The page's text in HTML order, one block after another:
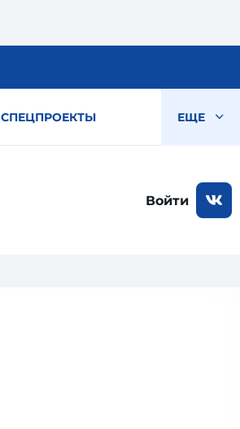
СПЕЦПРОЕКТЫ ЕЩЕ
Войти